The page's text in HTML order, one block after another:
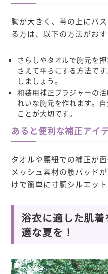
胸が大きく、帯の上にバ
る方は、以下の方法がおす
さらしやタオルで胸元を押
さえて平らにする方法で
しましょう。
和装用補正ブラジャーの活
れいな胸元を作れます。
ことが大切です。
あると便利な補正アイ
タオルや腰紐での補正が
メッシュ素材の腰パッド
けで簡単に寸胴シルエッ
浴衣に適した肌
適な夏を！